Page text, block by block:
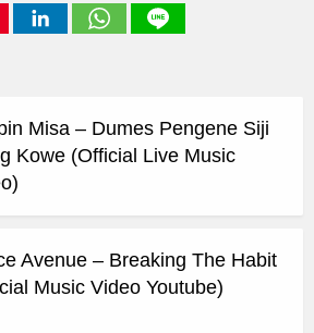
Misa – Dumes Pengene Siji
Kowe (Official Live Music
Avenue – Breaking The Habit
Music Video Youtube)